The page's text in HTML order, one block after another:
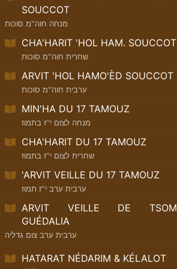
SOUCCOT
מנחה חוה''מ סוכות
CHA'HARIT 'HOL HAM. SOUCCOT
שחרית חוה''מ סוכות
ARVIT 'HOL HAMO'ÈD SOUCCOT
ערבית חוה''מ סוכות
MIN'HA DU 17 TAMOUZ
מנחה לצום י''ז בתמוז
CHA'HARIT DU 17 TAMOUZ
שחרית לצום י''ז בתמוז
'ARVIT VEILLE DU 17 TAMOUZ
ערבית ערב י''ז תמוז
ARVIT VEILLE DE TSOM
GUÉDALIA
ערבית ערב צום גדליה
HATARAT NÉDARIM & KÉLALOT